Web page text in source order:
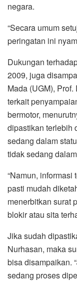
negara.
“Secara umum
peringatan ini
Dukungan
2009, juga
Mada (UGM),
terkait
bermotor,
dipastikan terlebih
sedang dalam
tidak sedang
“Namun, informasi
pasti mudah
menerbitkan surat
blokir atau sita
Jika sudah
Nurhasan, maka
bisa disampaikan.
sedang proses